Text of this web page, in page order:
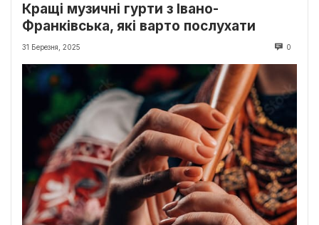
Кращі музичні гурти з Івано-
Франківська, які варто послухати
31 Березня, 2025 0